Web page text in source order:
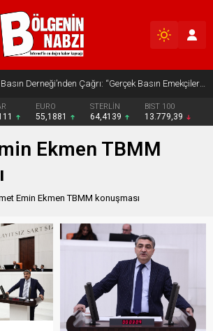
Batman Basın Derneği’nden Çağrı: “Gerçek Basın Emekçileri Desteklenmeli”
EURO
55,1881
STERLİN
64,4139
BIST 100
13.779,39
Ekmen TBMM
Emin Ekmen TBMM konuşması